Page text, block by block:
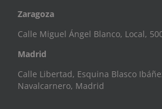
Zaragoza
Calle Miguel Ángel Blanco, Local,
Madrid
Calle Libertad, Esquina Blasco
Navalcarnero, Madrid